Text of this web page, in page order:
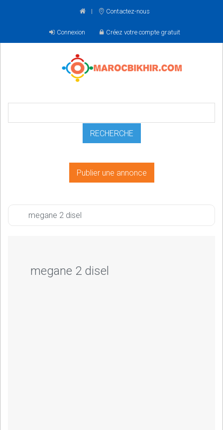
Contactez-nous
Connexion Créez votre compte gratuit
Publier une annonce
megane 2 disel
megane 2 disel